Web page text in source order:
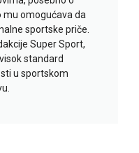
mu omogućava da
sportske priče.
Super Sport,
standard
u sportskom